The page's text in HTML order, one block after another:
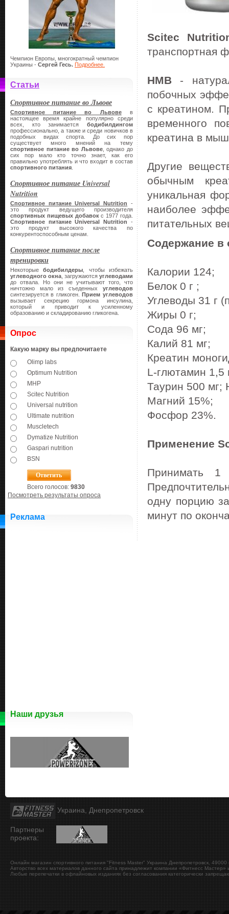
Чемпион Европы, многократный чемпион
Украины - Сергей Гесь. Подробнее.
Статьи
Спортивное питание во Львове
Спортивное питание во Львовев
настоящее время крайне популярно среди
всех, кто занимается бодибилдингом
профессионально, а также и среди новичков в
подобных видах спорта. До сих пор
существует много мнений на тему
спортивное питание во Львове, однако до
сих пор мало кто точно знает, как его
правильно употреблять и что входит в состав
спортивного питания
Спортивное питание Universal
Nutrition
Спортивное питание Universal Nutrition
-
это продукт ведущего производителя
спортивных пищевых добавокс 1977 года.
Спортивное питание Universal Nutrition
-
это продукт высокого качества по
конкурентоспособным ценам.
Спортивное питание после
тренировки
Некоторыебодибилдеры , чтобы избежать
углеводного окна , загружаются углеводами
до отвала. Но они не учитывают того, что
ничтожно мало из съеденных углеводов
синтезируется в гликоген.Прием углеводов
вызывает секрецию гормона инсулина,
который и приводит к усиленному
образованию и складированию гликогена.
Опрос
Какую марку вы предпочитаете
Olimp labs
Optimum Nutrition
MHP
Scitec Nutrition
Universal nutrition
Ultimate nutrition
Muscletech
Dymatize Nutrition
Gaspari nutrition
BSN
Всего голосов: 9830
Посмотреть результаты опроса
Реклама
Наши друзья
Scitec
транспортная
НМВ -
побочных
с креатином.
временного
креатина в
Другие
обычным
уникальная
наиболее
питательных
Содержание
Калории 124;
Белок 0 г ;
Углеводы 31 г
Жиры 0 г;
Сода 96 мг;
Калий 81 мг;
Креатин
L-глютамин 1,5
Таурин 500
Магний 15%;
Фосфор 23%.
Применение
Принимать
одну порцию
минут по
Украина, Днепропетровск
Партнеры
проекта:
Онлайн магазин спортивного питания "Fitness Master" Украина Днепропетровск, 49000
Авторство всех материалов данного сайта принадлежит компании «Фитнесс Мастер»
Любые перепечатки в офлайновых изданиях без согласования категорически